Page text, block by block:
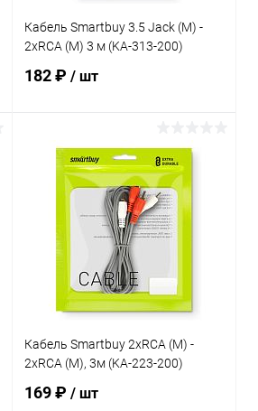
Кабель Smartbuy 3.5 Jack (M) -
2xRCA (M) 3 м (KA-313-200)
182 ₽/ шт
В корзину
Купить в 1 клик К сравнению
В избранное В наличии
Кабель Smartbuy 2xRCA (M) -
2xRCA (M), 3м (KA-223-200)
169 ₽/ шт